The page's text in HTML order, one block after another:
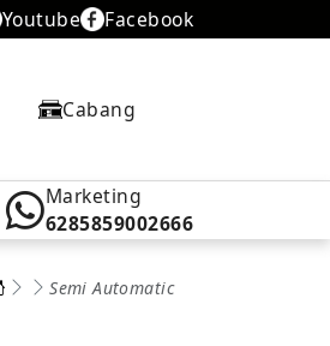
Youtube Facebook
Cabang
Marketing
6285859002666
Semi Automatic